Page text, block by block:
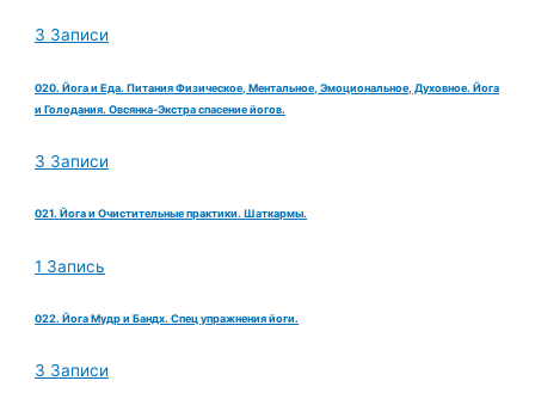
3 Записи
020. Йога и Еда. Питания Физическое, Ментальное, Эмоциональное, Духовное. Йога
и Голодания. Овсянка-Экстра спасение йогов.
3 Записи
021. Йога и Очистительные практики. Шаткармы.
1 Запись
022. Йога Мудр и Бандх. Спец упражнения йоги.
3 Записи